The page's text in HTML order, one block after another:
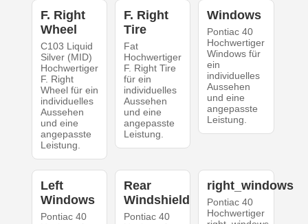
F. Right
Wheel
C103 Liquid
Silver (MID)
Hochwertiger
F. Right
Wheel für ein
individuelles
Aussehen
und eine
angepasste
Leistung.
F. Right
Tire
Fat
Hochwertiger
F. Right Tire
für ein
individuelles
Aussehen
und eine
angepasste
Leistung.
Windows
Pontiac 40
Hochwertiger
Windows für
ein
individuelles
Aussehen
und eine
angepasste
Leistung.
Left
Windows
Pontiac 40
Rear
Windshield
Pontiac 40
right_windows
Pontiac 40
Hochwertiger